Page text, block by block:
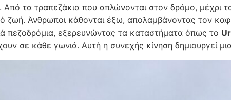
Από τα τραπεζάκια που απλώνονται στον δρόμο, μέχρι
ζωή. Άνθρωποι κάθονται έξω, απολαμβάνοντας τον
πεζοδρόμια, εξερευνώντας τα καταστήματα όπως το
σε κάθε γωνιά. Αυτή η συνεχής κίνηση δημιουργεί